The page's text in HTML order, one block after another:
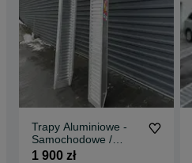
Trapy Aluminiowe -
Samochodowe /
Rampy / Najzady
1 900 zł